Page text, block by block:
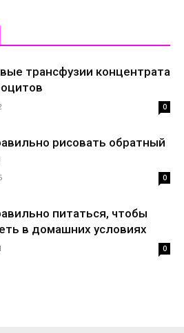
трансфузии концентрата
0
рисовать обратный
0
питаться, чтобы
в домашних условиях
0